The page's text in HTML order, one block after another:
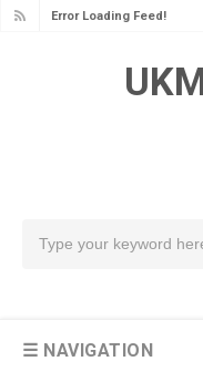
Error Loading Feed!
☰ NAVIGATION